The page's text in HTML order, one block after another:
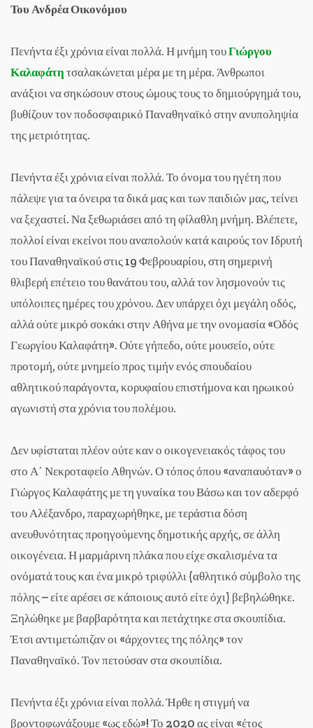
Του Ανδρέα Οικονόμου
Πενήντα έξι χρόνια είναι πολλά. Η μνήμη τουΓιώργου
Καλαφάτητσαλακώνεται μέρα με τη μέρα. Άνθρωποι
ανάξιοι να σηκώσουν στους ώμους τους το δημιούργημά του,
βυθίζουν τον ποδοσφαιρικό Παναθηναϊκό στην ανυποληψία
της μετριότητας.
Πενήντα έξι χρόνια είναι πολλά. Το όνομα του ηγέτη που
πάλεψε για τα όνειρα τα δικά μας και των παιδιών μας, τείνει
να ξεχαστεί. Να ξεθωριάσει από τη φίλαθλη μνήμη. Βλέπετε,
πολλοί είναι εκείνοι που αναπολούν κατά καιρούς τον Ιδρυτή
του Παναθηναϊκού στις 19 Φεβρουαρίου, στη σημερινή
θλιβερή επέτειο του θανάτου του, αλλά τον λησμονούν τις
υπόλοιπες ημέρες του χρόνου. Δεν υπάρχει όχι μεγάλη οδός,
αλλά ούτε μικρό σοκάκι στην Αθήνα με την ονομασία «Οδός
Γεωργίου Καλαφάτη». Ούτε γήπεδο, ούτε μουσείο, ούτε
προτομή, ούτε μνημείο προς τιμήν ενός σπουδαίου
αθλητικού παράγοντα, κορυφαίου επιστήμονα και ηρωικού
αγωνιστή στα χρόνια του πολέμου.
Δεν υφίσταται πλέον ούτε καν ο οικογενειακός τάφος του
στο Α΄ Νεκροταφείο Αθηνών. Ο τόπος όπου «αναπαυόταν» ο
Γιώργος Καλαφάτης με τη γυναίκα του Βάσω και τον αδερφό
του Αλέξανδρο, παραχωρήθηκε, με τεράστια δόση
ανευθυνότητας προηγούμενης δημοτικής αρχής, σε άλλη
οικογένεια. Η μαρμάρινη πλάκα που είχε σκαλισμένα τα
ονόματά τους και ένα μικρό τριφύλλι (αθλητικό σύμβολο της
πόλης – είτε αρέσει σε κάποιους αυτό είτε όχι) βεβηλώθηκε.
Ξηλώθηκε με βαρβαρότητα και πετάχτηκε στα σκουπίδια.
Έτσι αντιμετώπιζαν οι «άρχοντες της πόλης» τον
Παναθηναϊκό. Τον πετούσαν στα σκουπίδια.
Πενήντα έξι χρόνια είναι πολλά. Ήρθε η στιγμή να
βροντοφωνάξουμε «ως εδώ»! Το 2020 ας είναι «έτος